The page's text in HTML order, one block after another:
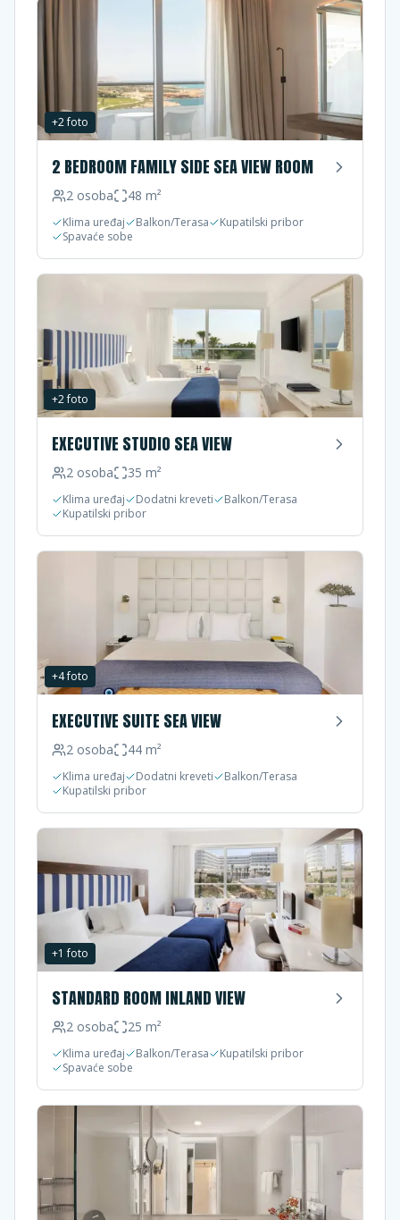
+2foto
2 BEDROOM FAMILY SIDE SEA VIEW ROOM
2 osoba 48 m²
Klima uređaj Balkon/Terasa
Kupatilski pribor
Spavaće sobe
+2foto
EXECUTIVE STUDIO SEA VIEW
2 osoba 35 m²
Klima uređaj Dodatni kreveti
Balkon/Terasa
Kupatilski pribor
+4foto
EXECUTIVE SUITE SEA VIEW
2 osoba 44 m²
Klima uređaj Dodatni kreveti
Balkon/Terasa
Kupatilski pribor
+1 foto
STANDARD ROOM INLAND VIEW
2 osoba 25 m²
Klima uređaj Balkon/Terasa
Kupatilski pribor
Spavaće sobe